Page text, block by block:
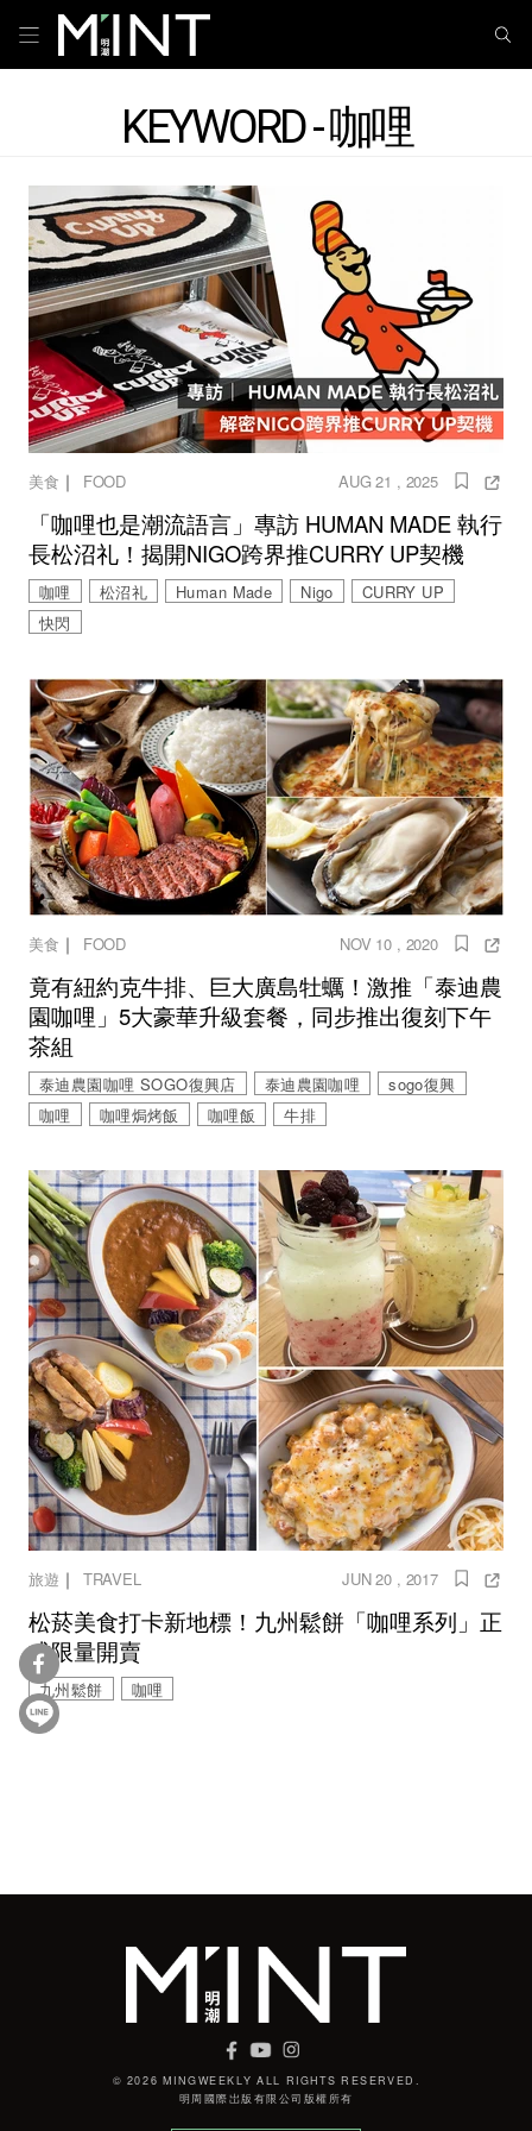
KEYWORD - 咖哩
美食 ｜ FOOD AUG 21 , 2025
「咖哩也是潮流語言」專訪 HUMAN MADE 執行
長松沼礼！揭開NIGO跨界推CURRY UP契機
咖哩 松沼礼 Human Made Nigo
CURRY UP
快閃
美食 ｜ FOOD NOV 10 , 2020
竟有紐約克牛排、巨大廣島牡蠣！激推「泰迪農
園咖哩」5大豪華升級套餐，同步推出復刻下午
茶組
泰迪農園咖哩‭ ‬SOGO復興店 泰迪農園咖哩‭
sogo復興
咖哩
咖哩焗烤飯 咖哩飯 牛排
旅遊 ｜ TRAVEL JUN 20 , 2017
松菸美食打卡新地標！九州鬆餅「咖哩系列」正
式限量開賣
九州鬆餅 咖哩
© 2026 MINGWEEKLY ALL RIGHTS RESERVED.
明周國際岀版有限公司版權所有